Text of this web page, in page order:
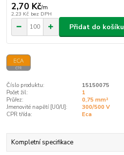
2,70 Kč/m
2,23 Kč bez DPH
Přidat do košíku
Číslo produktu:
15150075
Počet žil:
1
Průřez:
0,75 mm²
Jmenovité napětí [U0/U]:
300/500 V
CPR třída:
Eca
Kompletní specifikace